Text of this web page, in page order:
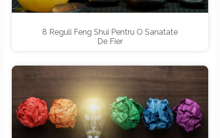
8 Reguli Feng Shui Pentru O Sanatate
De Fier